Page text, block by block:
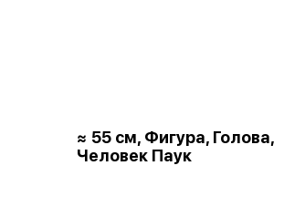
≈ 55 см, Фигура, Голова,
Человек Паук